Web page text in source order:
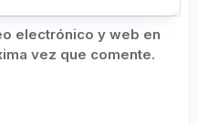
electrónico y web en
vez que comente.